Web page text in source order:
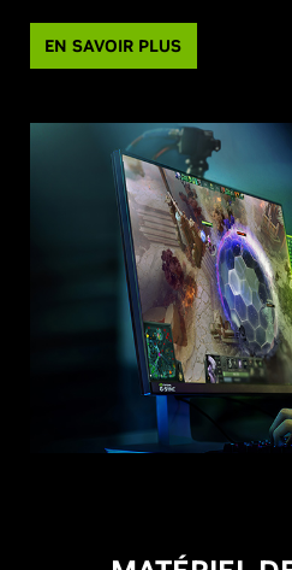
EN SAVOIR PLUS